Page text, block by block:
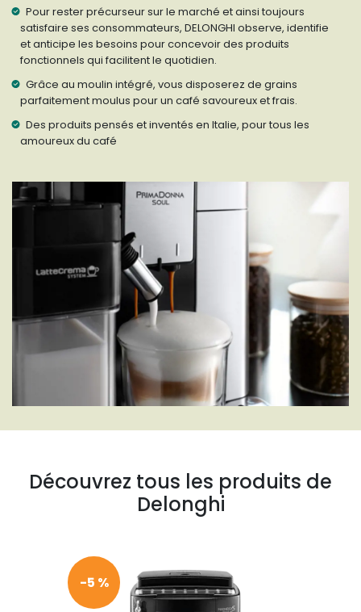
Pour rester précurseur sur le marché et ainsi toujours
satisfaire ses consommateurs, DELONGHI observe, identifie
et anticipe les besoins pour concevoir des produits
fonctionnels qui facilitent le quotidien.
Grâce au moulin intégré, vous disposerez de grains
parfaitement moulus pour un café savoureux et frais.
Des produits pensés et inventés en Italie, pour tous les
amoureux du café
Découvrez tous les produits de
Delonghi
-5 %